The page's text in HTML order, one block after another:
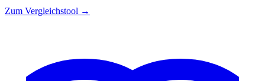
Zum Vergleichstool →